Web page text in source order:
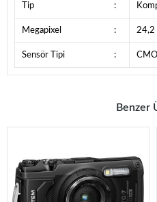
Tip :
Megapixel : 24,2
Sensör Tipi :
Benzer